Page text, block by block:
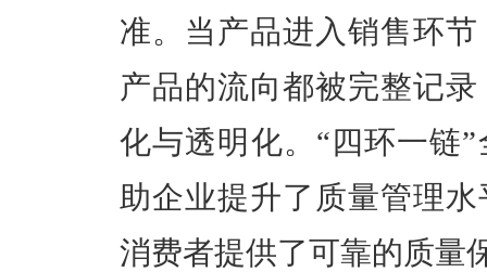
准。当产品进入销售环
产品的流向都被完整记
化与透明化。“四环一链
助企业提升了质量管理
消费者提供了可靠的质量